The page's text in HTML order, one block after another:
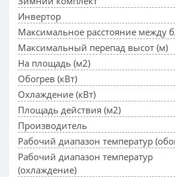
Инвертор
Максимальное расстояние между
Максимальный перепад высот (м)
На площадь (м2)
Обогрев (кВт)
Охлаждение (кВт)
Площадь действия (м2)
Производитель
Рабочий диапазон температур
Рабочий диапазон температур
(охлаждение)